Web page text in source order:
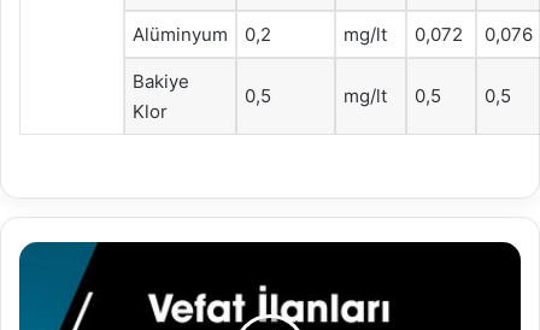
Alüminyum 0,2 mg/lt 0,072 0,076
Bakiye
Klor
0,5 mg/lt 0,5 0,5
19.01.2023